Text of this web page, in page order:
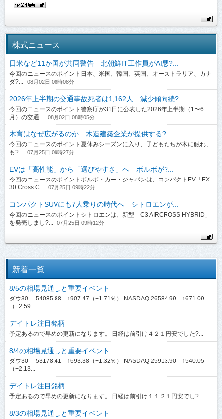
株式ニュース
日米など11か国が共同警告 北朝鮮IT工作員がAI悪?...
今回のニュースのポイント日本、米国、韓国、英国、オーストラリア、カナ
ダ?...
08月02日 08時08分
2026年上半期の交通事故死者は1,162人 減少傾向続?...
今回のニュースのポイント警察庁が31日に公表した2026年上半期（1〜6
月）の交通...
08月02日 08時05分
木育はなぜ広がるのか 木造建築企業が提供する?...
今回のニュースのポイント夏休みシーズンに入り、子どもたちが木に触れ、
も?...
07月25日 09時27分
EVは「高性能」から「選びやすさ」へ ボルボが?...
今回のニュースのポイントボルボ・カー・ジャパンは、コンパクトEV「EX
30 Cross C...
07月25日 09時22分
コンパクトSUVにも7人乗りの時代へ シトロエンが...
今回のニュースのポイントシトロエンは、新型「C3 AIRCROSS HYBRID」
を発売しまし?...
07月25日 09時12分
新着一覧
8/5の相場見通しと重要イベント
ダウ30 54085.88 ↑907.47（+1.71％） NASDAQ 26584.99 ↑671.09
（+2.59...
デイトレ注目銘柄
予定あるので早めの更新になります。 日経は前引け４２１円安でした?...
8/4の相場見通しと重要イベント
ダウ30 53178.41 ↑693.38（+1.32％） NASDAQ 25913.90 ↑540.05
（+2.13...
デイトレ注目銘柄
予定あるので早めの更新になります。 日経は前引け１１２１円安でし?...
8/3の相場見通しと重要イベント